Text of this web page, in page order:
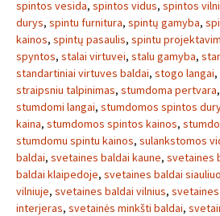
spintos vesida, spintos vidus, spintos
durys, spintu furnitura, spintų gamyba,
kainos, spintų pasaulis, spintu
spyntos, stalai virtuvei, stalu gamyba,
standartiniai virtuves baldai, stogo langai,
straipsniu talpinimas, stumdoma pertvara,
stumdomi langai, stumdomos spintos
kaina, stumdomos spintos kainos,
stumdomu spintu kainos, sulankstomos
baldai, svetaines baldai kaune, svetaines
baldai klaipedoje, svetaines baldai
vilniuje, svetaines baldai vilnius,
interjeras, svetainės minkšti baldai,